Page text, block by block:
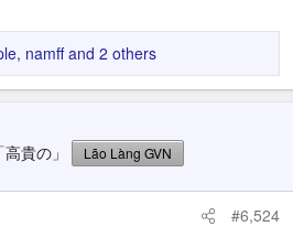
, namffand 2 others
貴の」 Lão Làng GVN
#6,524